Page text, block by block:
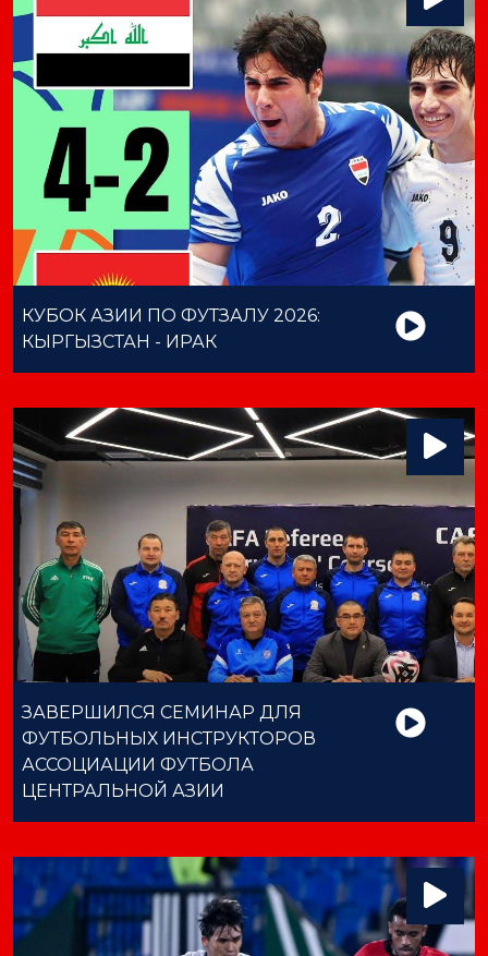
КУБОК АЗИИ ПО ФУТЗАЛУ 2026:
КЫРГЫЗСТАН - ИРАК
ЗАВЕРШИЛСЯ СЕМИНАР ДЛЯ
ФУТБОЛЬНЫХ ИНСТРУКТОРОВ
АССОЦИАЦИИ ФУТБОЛА
ЦЕНТРАЛЬНОЙ АЗИИ